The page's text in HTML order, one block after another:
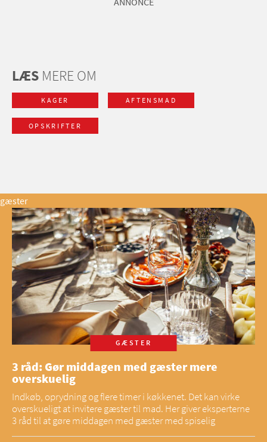
LÆS MERE OM
KAGER AFTENSMAD
OPSKRIFTER
gæster
GÆSTER
3 råd: Gør middagen med gæster mere
overskuelig
Indkøb, oprydning og flere timer i køkkenet. Det kan virke
overskueligt at invitere gæster til mad. Her giver eksperterne
3 råd til at gøre middagen med gæster med spiselig